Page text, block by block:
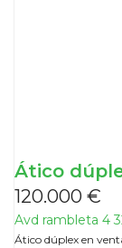
Ático
120.000 €
Avd rambleta 4
Ático dúplex en